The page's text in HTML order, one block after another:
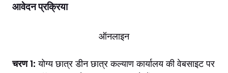
आवेदन प्रक्रिया
ऑनलाइन
चरण 1: योग्य छात्र डीन छात्र कल्याण कार्यालय की वेबसाइट पर